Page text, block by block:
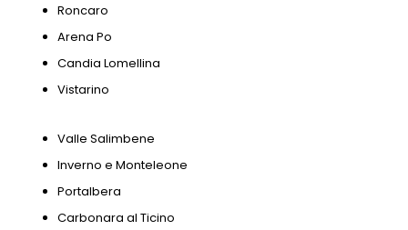
Roncaro
Arena Po
Candia Lomellina
Vistarino
Valle Salimbene
Inverno e Monteleone
Portalbera
Carbonara al Ticino